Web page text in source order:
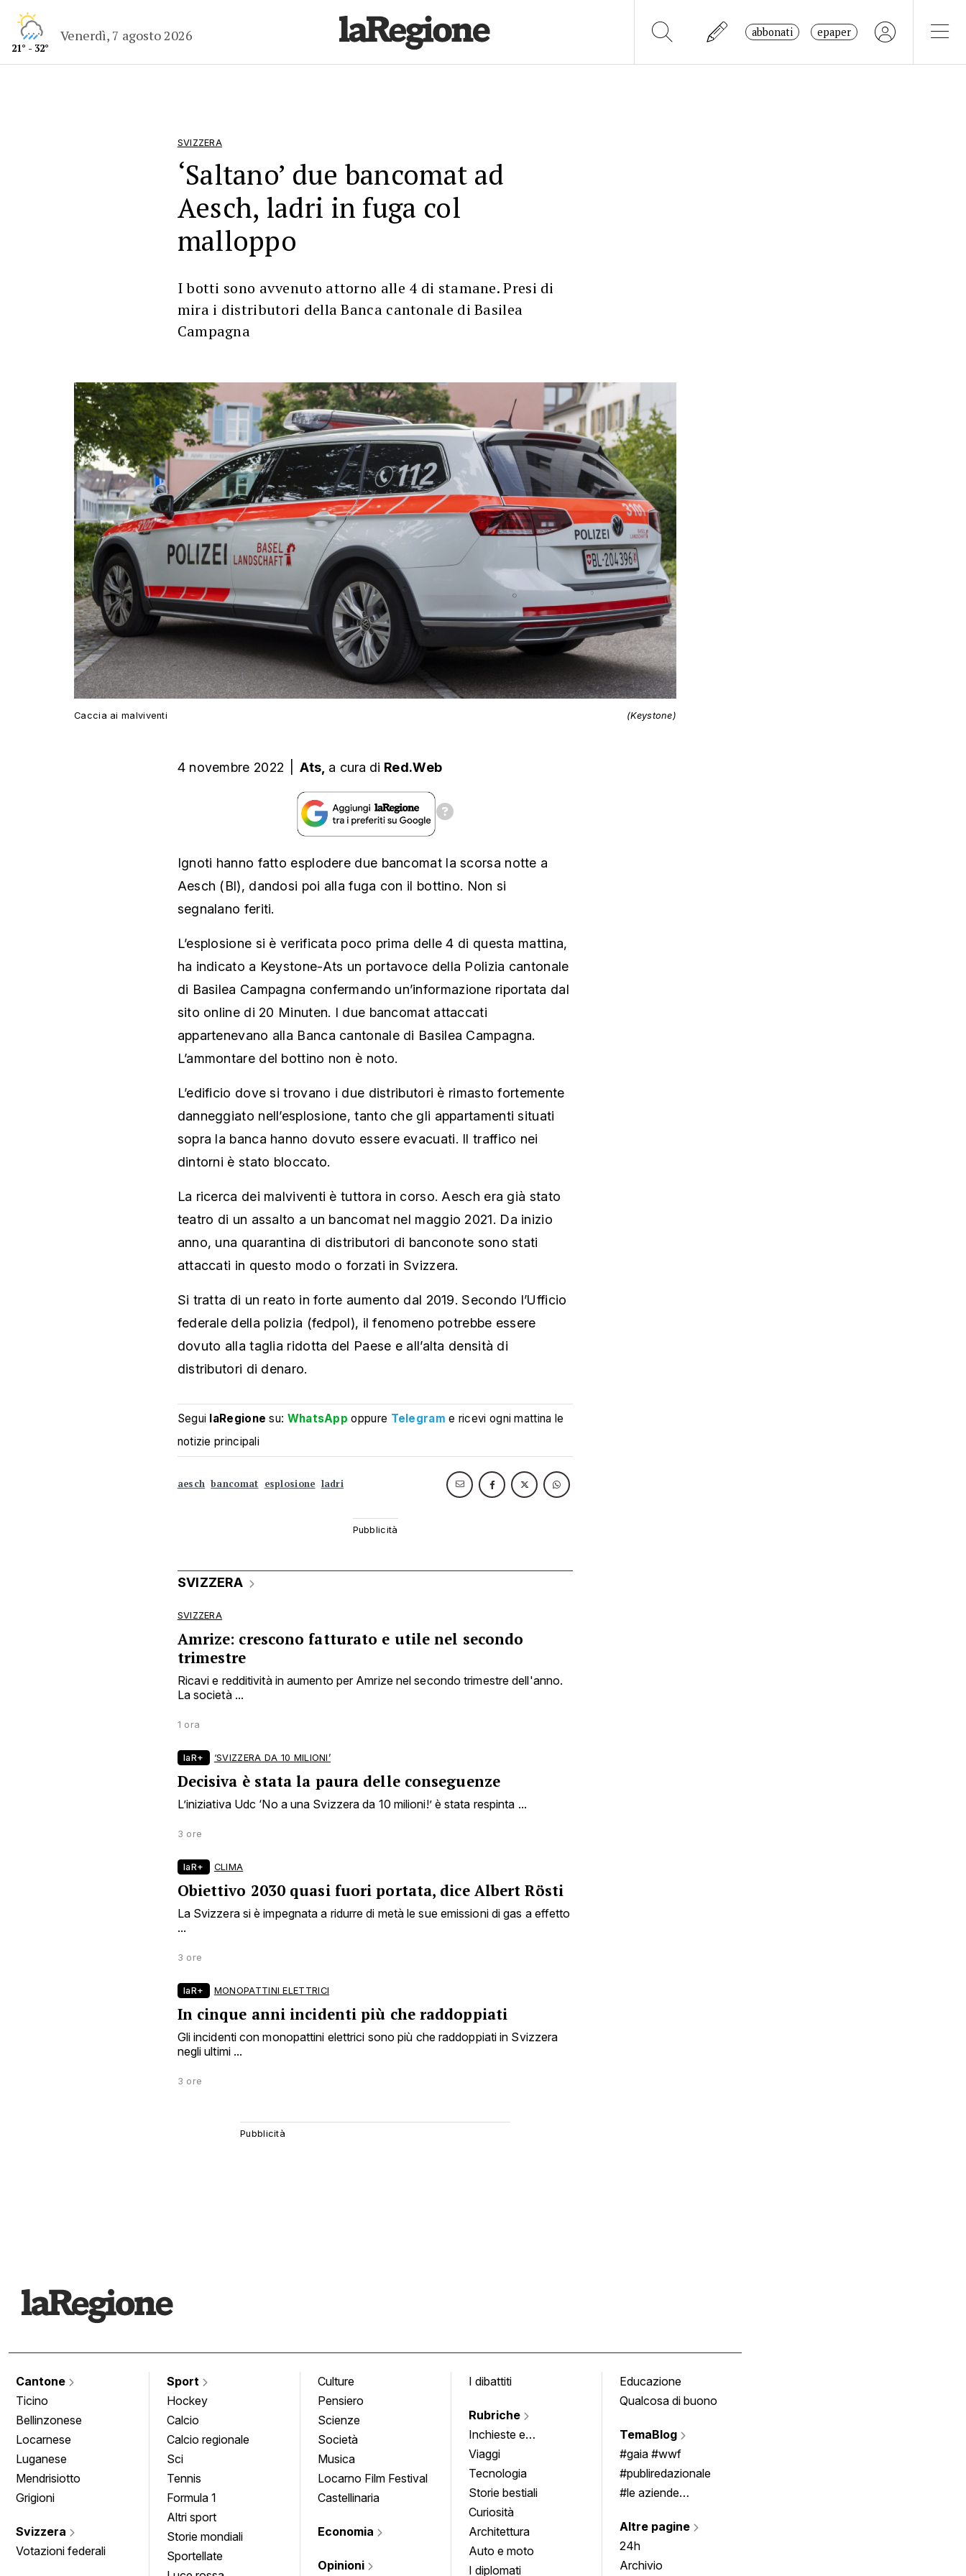
21° - 32°
Venerdì, 7 agosto 2026 abbonati epaper
SVIZZERA
‘Saltano’ due bancomat ad
Aesch, ladri in fuga col
malloppo
I botti sono avvenuto attorno alle 4 di stamane. Presi di
mira i distributori della Banca cantonale di Basilea
Campagna
Caccia ai malviventi (Keystone)
4 novembre 2022 Ats, a cura di Red.Web
Ignoti hanno fatto esplodere due bancomat la scorsa notte a
Aesch (Bl), dandosi poi alla fuga con il bottino. Non si
segnalano feriti.
L’esplosione si è verificata poco prima delle 4 di questa mattina,
ha indicato a Keystone-Ats un portavoce della Polizia cantonale
di Basilea Campagna confermando un’informazione riportata dal
sito online di 20 Minuten. I due bancomat attaccati
appartenevano alla Banca cantonale di Basilea Campagna.
L’ammontare del bottino non è noto.
L’edificio dove si trovano i due distributori è rimasto fortemente
danneggiato nell’esplosione, tanto che gli appartamenti situati
sopra la banca hanno dovuto essere evacuati. Il traffico nei
dintorni è stato bloccato.
La ricerca dei malviventi è tuttora in corso. Aesch era già stato
teatro di un assalto a un bancomat nel maggio 2021. Da inizio
anno, una quarantina di distributori di banconote sono stati
attaccati in questo modo o forzati in Svizzera.
Si tratta di un reato in forte aumento dal 2019. Secondo l’Ufficio
federale della polizia (fedpol), il fenomeno potrebbe essere
dovuto alla taglia ridotta del Paese e all’alta densità di
distributori di denaro.
Segui laRegione su: WhatsApp oppure Telegram e ricevi ogni mattina le
notizie principali
aesch bancomat esplosione ladri
SVIZZERA
SVIZZERA
Amrize: crescono fatturato e utile nel secondo
trimestre
Ricavi e redditività in aumento per Amrize nel secondo trimestre dell'anno.
La società ...
1 ora
laR+ ‘SVIZZERA DA 10 MILIONI’
Decisiva è stata la paura delle conseguenze
L’iniziativa Udc ‘No a una Svizzera da 10 milioni!’ è stata respinta ...
3 ore
laR+ CLIMA
Obiettivo 2030 quasi fuori portata, dice Albert Rösti
La Svizzera si è impegnata a ridurre di metà le sue emissioni di gas a effetto
...
3 ore
laR+ MONOPATTINI ELETTRICI
In cinque anni incidenti più che raddoppiati
Gli incidenti con monopattini elettrici sono più che raddoppiati in Svizzera
negli ultimi ...
3 ore
Cantone
Ticino
Bellinzonese
Locarnese
Luganese
Mendrisiotto
Grigioni
Svizzera
Votazioni federali
Sport
Hockey
Calcio
Calcio regionale
Sci
Tennis
Formula 1
Altri sport
Storie mondiali
Sportellate
Culture
Pensiero
Scienze
Società
Musica
Locarno Film Festival
Castellinaria
Economia
Opinioni
I dibattiti
Rubriche
Inchieste e
approfondimenti
Viaggi
Tecnologia
Storie bestiali
Curiosità
Architettura
Auto e moto
I diplomati
Educazione
Qualcosa di buono
TemaBlog
#gaia #wwf
#publiredazionale
#le aziende
Altre pagine
24h
Archivio